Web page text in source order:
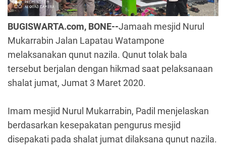
BUGISWARTA.com, BONE--Jamaah mesjid Nurul
Mukarrabin Jalan Lapatau Watampone
melaksanakan qunut nazila. Qunut tolak bala
tersebut berjalan dengan hikmad saat pelaksanaan
shalat jumat, Jumat 3 Maret 2020.
Imam mesjid Nurul Mukarrabin, Padil menjelaskan
berdasarkan kesepakatan pengurus mesjid
disepakati pada shalat jumat dilaksana qunut nazila.